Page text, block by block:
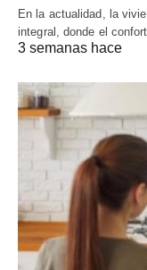
En la actualidad, la
integral, donde el
3 semanas hace